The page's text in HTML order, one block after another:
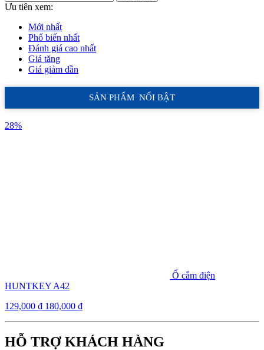
Ưu tiên xem:
Mới nhất
Phổ biến nhất
Đánh giá cao nhất
Giá tăng
Giá giảm dần
SẢN PHẨM NỔI BẬT
28%
Ổ cắm điện
HUNTKEY A42
129,000 ₫ 180,000 ₫
HỖ TRỢ KHÁCH HÀNG